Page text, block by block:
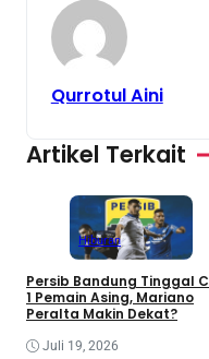
Qurrotul Aini
Artikel Terkait
Hiburan
Persib Bandung Tinggal
1 Pemain Asing, Mariano
Peralta Makin Dekat?
Juli 19, 2026